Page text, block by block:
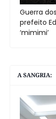
Guerra
prefeito
‘mimimi’
A SANGRIA: